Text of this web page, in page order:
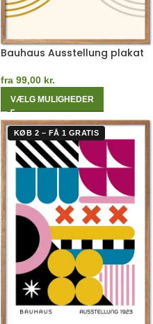
Bauhaus Ausstellung plakat
fra 99,00 kr.
VÆLG MULIGHEDER
KØB 2 – FÅ 1 GRATIS